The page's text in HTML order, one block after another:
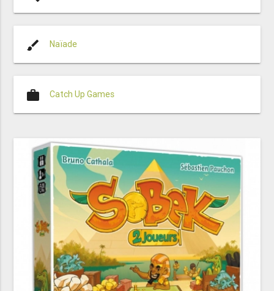
brush Naïade
work Catch Up Games